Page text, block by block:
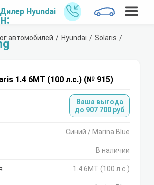
Дилер Hyundai
автомобилей Hyundai
Solaris
1.4 6МТ (100 л.с.) (№ 915)
Ваша выгода
до 907 700 руб
Синий / Marina Blue
В наличии
1.4 6МТ (100 л.с.)